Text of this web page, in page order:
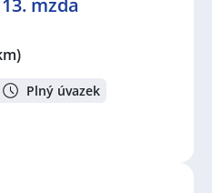
mzda
Plný úvazek